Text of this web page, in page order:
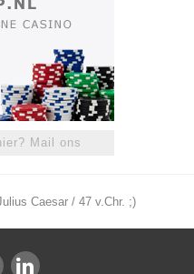
Mail ons
Caesar / 47 v.Chr. ;)